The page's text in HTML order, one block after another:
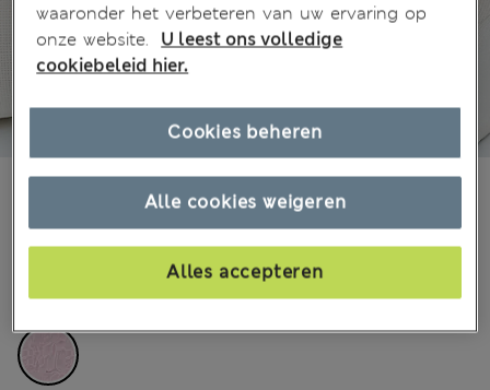
€44,00
Pink Sorbet
Uitverkocht
waaronder het verbeteren van uw ervaring op
onze website.
U leest ons volledige
cookiebeleid hier.
Alle cookies weigeren
Alles accepteren
Cookies beheren